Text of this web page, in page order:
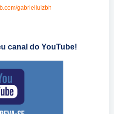
gabrielluizbh
canal do YouTube!